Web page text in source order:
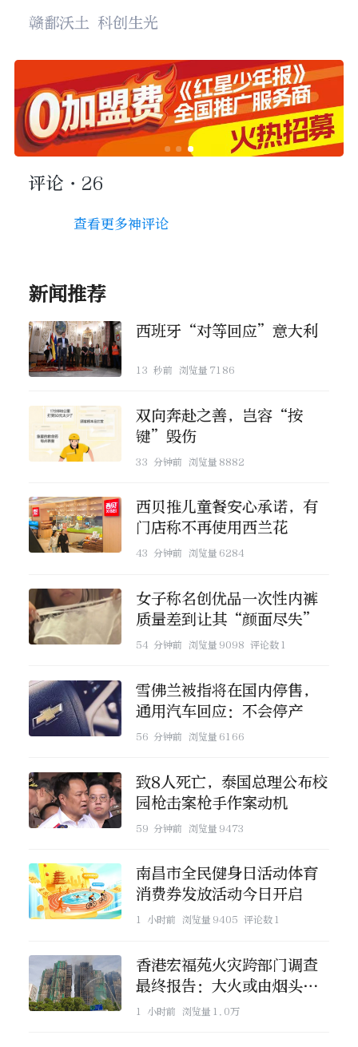
赣鄱沃土 科创生光
评论 ·26
查看更多神评论
新闻推荐
西班牙“对等回应”意大利
13 秒前 浏览量 7186
双向奔赴之善，岂容“按
键”毁伤
33 分钟前 浏览量 8882
西贝推儿童餐安心承诺，有
门店称不再使用西兰花
43 分钟前 浏览量 6284
女子称名创优品一次性内裤
质量差到让其“颜面尽失”
54 分钟前 浏览量 9098 评论数 1
雪佛兰被指将在国内停售，
通用汽车回应：不会停产
56 分钟前 浏览量 6166
致8人死亡，泰国总理公布校
园枪击案枪手作案动机
59 分钟前 浏览量 9473
南昌市全民健身日活动体育
消费券发放活动今日开启
1 小时前 浏览量 9405 评论数 1
香港宏福苑火灾跨部门调查
最终报告：大火或由烟头引
起
1 小时前 浏览量 1.0万